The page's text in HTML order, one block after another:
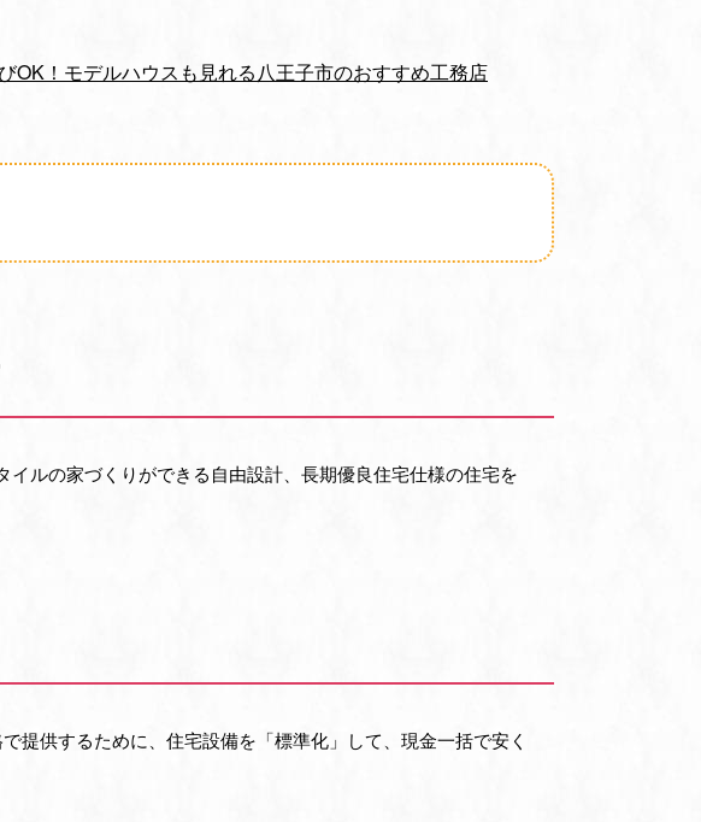
OK！モデルハウスも見れる八王子市のおすすめ工務店
ルの家づくりができる自由設計、長期優良住宅仕様の住宅を
提供するために、住宅設備を「標準化」して、現金一括で安く